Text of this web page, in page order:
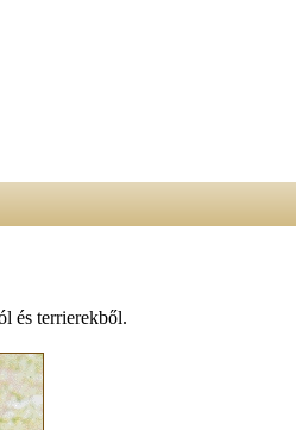
és terrierekből.